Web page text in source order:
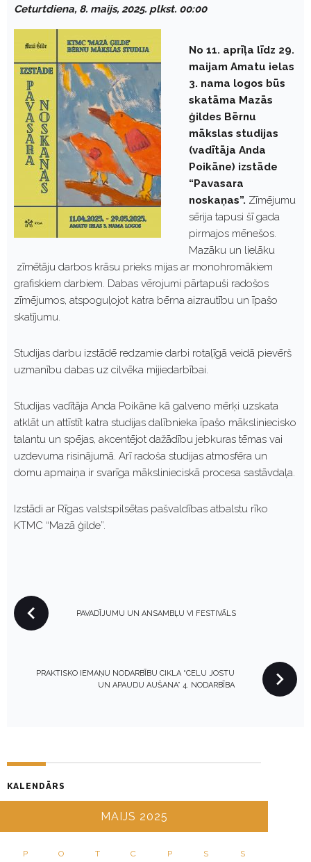
Ceturtdiena, 8. maijs, 2025. plkst. 00:00
No 11. aprīļa līdz 29.
maijam Amatu ielas
3. nama logos būs
skatāma Mazās
ģildes Bērnu
mākslas studijas
(vadītāja Anda
Poikāne) izstāde
“Pavasara
noskaņas”. Zīmējumu
sērija tapusi šī gada
pirmajos mēnešos.
Mazāku un lielāku
zīmētāju darbos krāsu prieks mijas ar monohromākiem
grafiskiem darbiem. Dabas vērojumi pārtapuši radošos
zīmējumos, atspoguļojot katra bērna aizrautību un īpašo
skatījumu.
Studijas darbu izstādē redzamie darbi rotaļīgā veidā pievērš
uzmanību dabas uz cilvēka mijiedarbībai.
Studijas vadītāja Anda Poikāne kā galveno mērķi uzskata
atklāt un attīstīt katra studijas dalībnieka īpašo māksliniecisko
talantu un spējas, akcentējot dažādību jebkuras tēmas vai
uzdevuma risinājumā. Arī radoša studijas atmosfēra un
domu apmaiņa ir svarīga mākslinieciskā procesa sastāvdaļa.
Izstādi ar Rīgas valstspilsētas pašvaldības atbalstu rīko
KTMC “Mazā ģilde”.
P
O
A
T
I
PAVADĪJUMU UN ANSAMBĻU VI FESTIVĀLS
PRAKTISKO IEMAŅU NODARBĪBU CIKLA “CELU JOSTU
UN APAUDU AUŠANA” 4. NODARBĪBA
KALENDĀRS
MAIJS 2025
P O T C P S S